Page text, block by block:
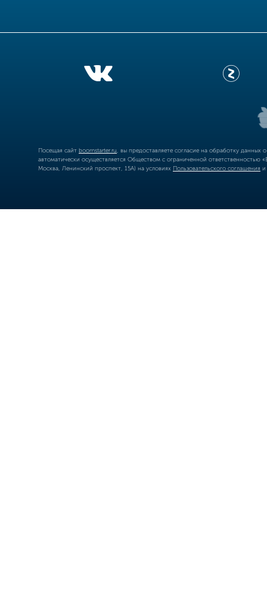
Посещая сайт boomstarter.ru , вы предоставляете согласие на обработку
автоматически осуществляется Обществом с ограниченной
Москва, Ленинский проспект, 15А) на условиях Пользовательского соглашения и